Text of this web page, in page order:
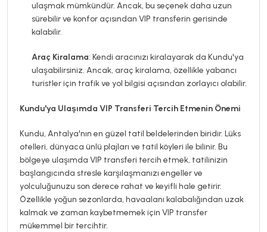
ulaşmak mümkündür. Ancak, bu seçenek daha uzun
sürebilir ve konfor açısından VIP transferin gerisinde
kalabilir.
Araç Kiralama: Kendi aracınızı kiralayarak da Kundu'ya
ulaşabilirsiniz. Ancak, araç kiralama, özellikle yabancı
turistler için trafik ve yol bilgisi açısından zorlayıcı olabilir.
Kundu'ya Ulaşımda VIP Transferi Tercih Etmenin Önemi
Kundu, Antalya'nın en güzel tatil beldelerinden biridir. Lüks
otelleri, dünyaca ünlü plajları ve tatil köyleri ile bilinir. Bu
bölgeye ulaşımda VIP transferi tercih etmek, tatilinizin
başlangıcında stresle karşılaşmanızı engeller ve
yolculuğunuzu son derece rahat ve keyifli hale getirir.
Özellikle yoğun sezonlarda, havaalanı kalabalığından uzak
kalmak ve zaman kaybetmemek için VIP transfer
mükemmel bir tercihtir.